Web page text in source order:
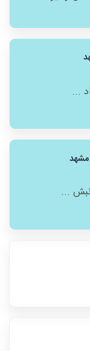
...
مشهد
نبش ...